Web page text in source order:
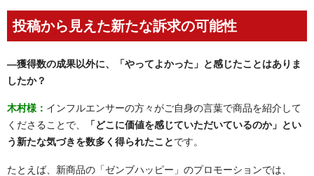
投稿から見えた新たな訴求の可能性
―獲得数の成果以外に、「やってよかった」と感じたことはありま
したか？
木村様： インフルエンサーの方々がご自身の言葉で商品を紹介して
くださることで、
「どこに価値を感じていただいているのか」とい
う新たな気づきを数多く得られたことです。
たとえば、新商品の「ゼンブハッピー」のプロモーションでは、